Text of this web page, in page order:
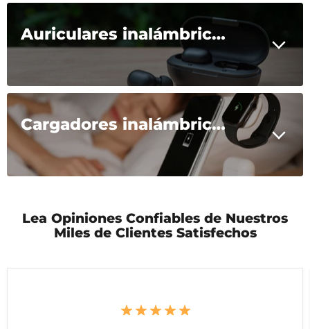
Auriculares inalámbricos
Cargadores inalámbricos
Lea Opiniones Confiables de Nuestros
Miles de Clientes Satisfechos